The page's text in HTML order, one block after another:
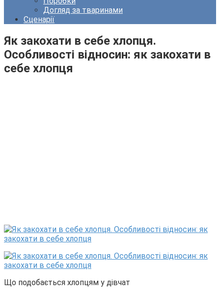
Догляд за тваринами
Сценарії
Як закохати в себе хлопця.
Особливості відносин: як закохати в
себе хлопця
Що подобається хлопцям у дівчат